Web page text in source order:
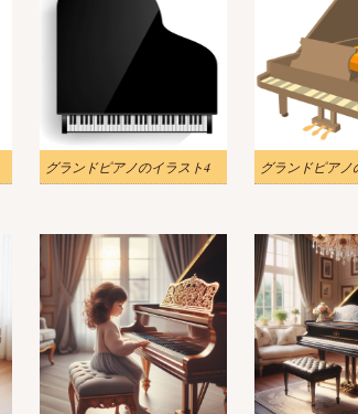
グランドピアノのイラスト4 グランドピアノ